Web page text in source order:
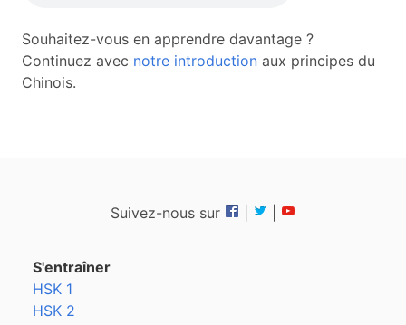
Souhaitez-vous en apprendre davantage ?
Continuez avec notre introduction aux principes du
Chinois.
Suivez-nous sur
S'entraîner
HSK 1
HSK 2